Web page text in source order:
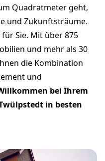
Quadratmeter geht,
und Zukunftsträume.
Sie. Mit über 875
und mehr als 30
die Kombination
und
bei Ihrem
in besten